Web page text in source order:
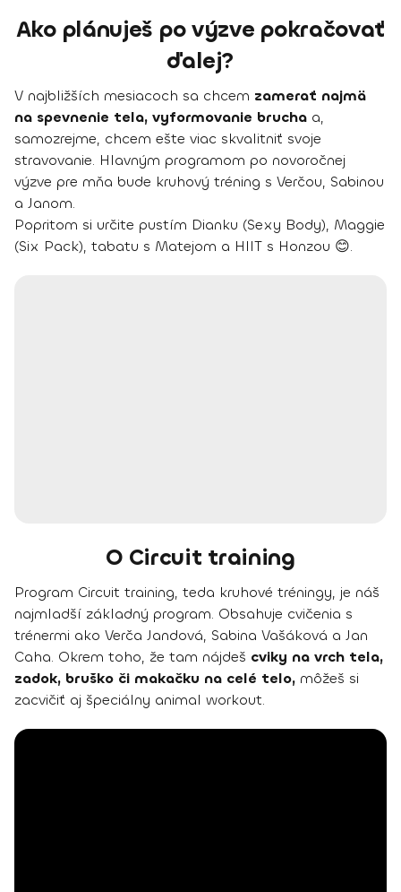
Ako plánuješ po výzve pokračovať
ďalej?
V najbližších mesiacoch sa chcem zamerať najmä
na spevnenie tela, vyformovanie brucha a,
samozrejme, chcem ešte viac skvalitniť svoje
stravovanie. Hlavným programom po novoročnej
výzve pre mňa bude kruhový tréning s Verčou, Sabinou
a Janom.
Popritom si určite pustím Dianku (Sexy Body), Maggie
(Six Pack), tabatu s Matejom a HIIT s Honzou 😊.
O Circuit training
Program Circuit training, teda kruhové tréningy, je náš
najmladší základný program. Obsahuje cvičenia s
trénermi ako Verča Jandová, Sabina Vašáková a Jan
Caha. Okrem toho, že tam nájdeš cviky na vrch tela,
zadok, bruško či makačku na celé telo, môžeš si
zacvičiť aj špeciálny animal workout.